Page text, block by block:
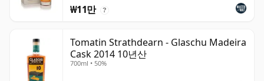
₩11만 ?
Tomatin Strathdearn - Glaschu Madeira
Cask 2014 10년산
700ml • 50%